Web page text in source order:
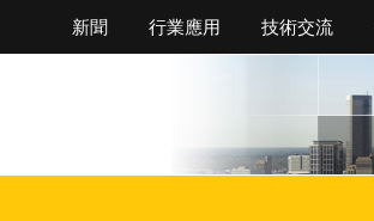
新聞 行業應用 技術交流